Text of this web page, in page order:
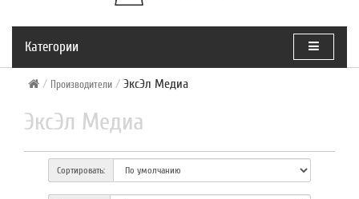
Категории
Производители ЭксЭл Медиа
ЭксЭл Медиа
Сортировать: